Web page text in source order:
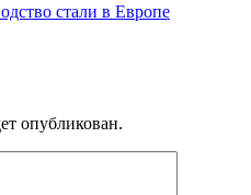
стали в Европе
опубликован.